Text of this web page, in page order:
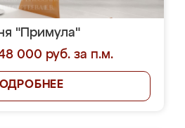
"Примула"
000 руб. за п.м.